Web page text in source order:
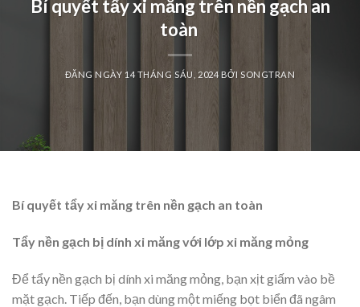
Bí quyết tẩy xi măng trên nền gạch an
toàn
ĐĂNG NGÀY 14 THÁNG SÁU, 2024BỞI SONGTRAN
Bí quyết tẩy xi măng trên nền gạch an toàn
Tẩy nền gạch bị dính xi măng với lớp xi măng mỏng
Để tẩy nền gạch bị dính xi măng mỏng, bạn xịt giấm vào bề
mặt gạch. Tiếp đến, bạn dùng một miếng bọt biển đã ngâm